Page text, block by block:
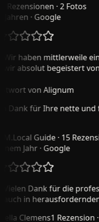
· 2 Fotos
· Google
haben mittlerweile ein
absolut begeistert von
von Alignum
für Ihre nette und
Local Guide · 15
Jahr· Google
Dank für die
in herausfordernden
Clemens1 Rezension · 5